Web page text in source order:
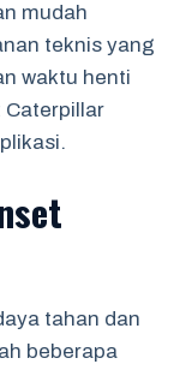
mudah
teknis yang
waktu henti
Caterpillar
tahan dan
beberapa